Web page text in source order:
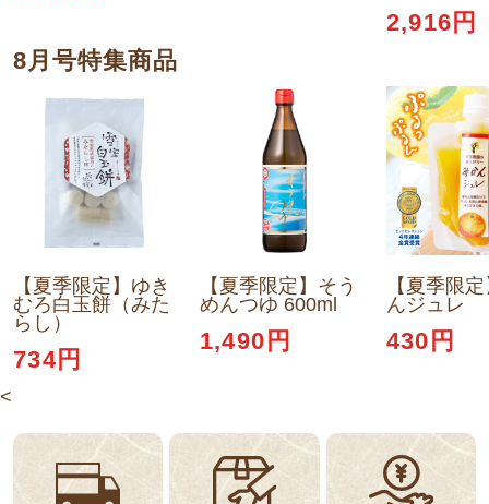
2,916円
8月号特集商品
【夏季限定】ゆき
むろ白玉餅（みた
らし）
734円
【夏季限定】そう
めんつゆ 600ml
1,490円
【夏季限
んジュレ
430円
<